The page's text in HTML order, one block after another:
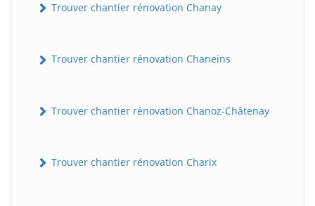
Trouver chantier rénovation Chanay
Trouver chantier rénovation Chaneins
Trouver chantier rénovation Chanoz-Châtenay
Trouver chantier rénovation Charix